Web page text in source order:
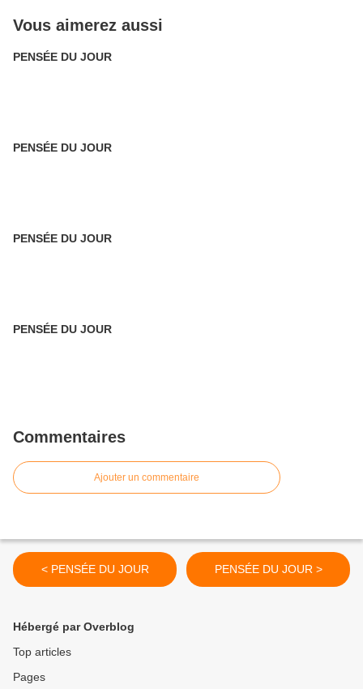
Vous aimerez aussi
PENSÉE DU JOUR
PENSÉE DU JOUR
PENSÉE DU JOUR
PENSÉE DU JOUR
Commentaires
Ajouter un commentaire
< PENSÉE DU JOUR PENSÉE DU JOUR >
Hébergé par Overblog
Top articles
Pages